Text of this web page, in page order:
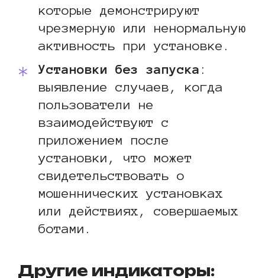
которые демонстрируют
чрезмерную или ненормальную
активность при установке.
Установки без запуска :
выявление случаев, когда
пользователи не
взаимодействуют с
приложением после
установки, что может
свидетельствовать о
мошеннических установках
или действиях, совершаемых
ботами.
Другие индикаторы: